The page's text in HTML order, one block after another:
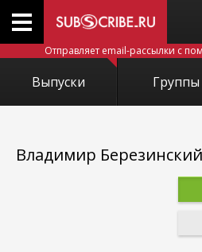
Отправляет email-рассылки с
Выпуски Группы
Владимир Березинский